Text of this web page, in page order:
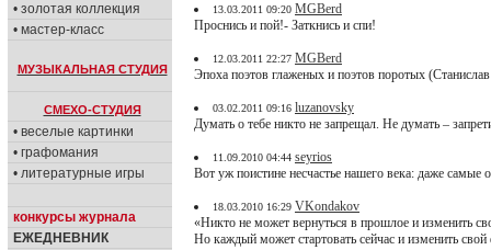
• золотая коллекция
• мастер-класс
МУЗЫКАЛЬНАЯ СТУДИЯ
СМЕХО-СТУДИЯ
• веселые картинки
• графомания
• литературные игры
конкурсы журнала
ЕЖЕДНЕВНИК
13.03.2011 09:20 MGBerd
Проснись и пой!- Заткнись и спи!
12.03.2011 22:27 MGBerd
Эпоха поэтов глаженых и поэтов поротых
03.02.2011 09:16 luzanovsky
Думать о тебе никто не запрещал. Не думать –
11.09.2010 04:44 seyrios
Вот уж поистине несчастье нашего века: даже
18.03.2010 16:29 VKondakov
«Никто не может вернуться в прошлое и изменить
Но каждый может стартовать сейчас и изменить